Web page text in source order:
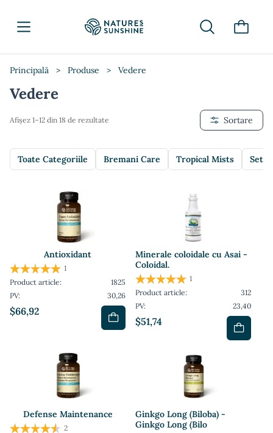
Principală > Produse > Vedere
Vedere
Afișez 1–12 din 18 de rezultate Sortare
Toate Categoriile Bremani Care Tropical Mists
Antioxidant
$66,92
1
Product article:
1825
PV:
30,26
Minerale coloidale cu Asai -
Coloidal.
$51,74
1
Product article:
312
PV:
23,40
Defense Maintenance
2
Ginkgo Long (Biloba) -
Ginkgo Long (Bilo